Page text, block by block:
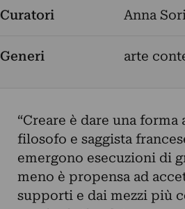
Curatori Anna
Generi arte
“Creare è dare una
filosofo e saggista
emergono esecuzioni di
meno è propensa ad
supporti e dai mezzi più